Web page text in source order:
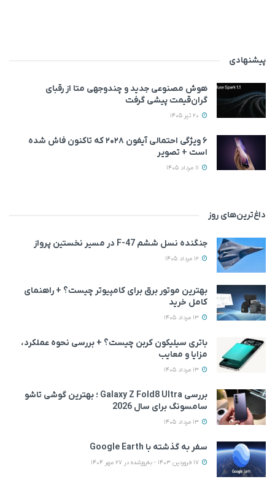
پیشنهادی
هوش مصنوعی جدید و چندوجهی متا از رقبای
گران‌قیمت پیشی گرفت
۶ ویژگی احتمالی آیفون ۲۰۲۸ که تاکنون فاش شده
است + تصویر
داغ‌ترین‌های روز
جنگنده نسل ششم F-47 در مسیر نخستین پرواز
بهترین موتور برق برای کامپیوتر چیست؟ + راهنمای
کامل خرید
باتری سیلیکون کربن چیست؟ + بررسی نحوه عملکرد،
مزایا و معایب
بررسی Galaxy Z Fold8 Ultra ؛ بهترین گوشی تاشو
سامسونگ برای سال 2026
سفر به گذشته با Google Earth